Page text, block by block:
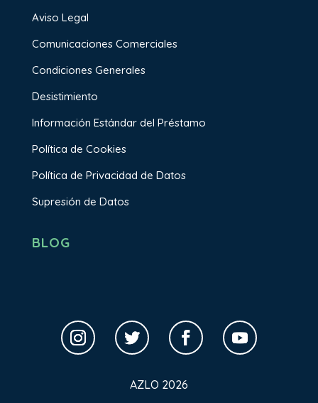
Aviso Legal
Comunicaciones Comerciales
Condiciones Generales
Desistimiento
Información Estándar del Préstamo
Política de Cookies
Política de Privacidad de Datos
Supresión de Datos
BLOG
AZLO 2026